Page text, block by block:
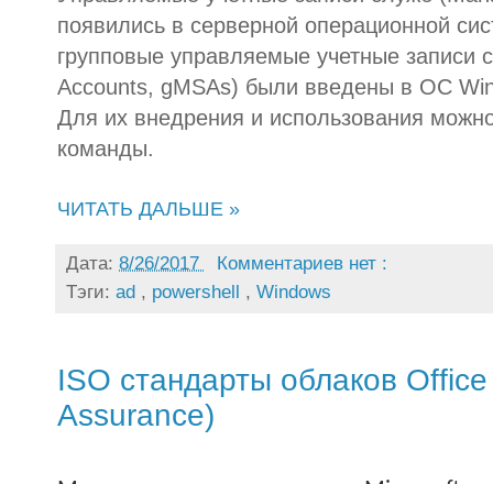
появились в серверной операционной
групповые управляемые учетные записи
Accounts, gMSAs) были введены в ОС
Для их внедрения и использования
команды.
ЧИТАТЬ ДАЛЬШЕ »
Дата: 8/26/2017
Комментариев нет :
Тэги: ad , powershell , Windows
ISO стандарты облаков
Assurance)